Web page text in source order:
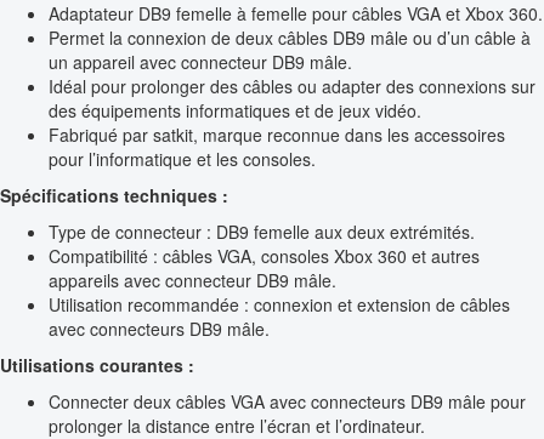
Adaptateur DB9 femelle à femelle pour câbles VGA et Xbox 360.
Permet la connexion de deux câbles DB9 mâle ou d’un câble à
un appareil avec connecteur DB9 mâle.
Idéal pour prolonger des câbles ou adapter des connexions sur
des équipements informatiques et de jeux vidéo.
Fabriqué par satkit, marque reconnue dans les accessoires
pour l’informatique et les consoles.
Spécifications techniques :
Type de connecteur : DB9 femelle aux deux extrémités.
Compatibilité : câbles VGA, consoles Xbox 360 et autres
appareils avec connecteur DB9 mâle.
Utilisation recommandée : connexion et extension de câbles
avec connecteurs DB9 mâle.
Utilisations courantes :
Connecter deux câbles VGA avec connecteurs DB9 mâle pour
prolonger la distance entre l’écran et l’ordinateur.